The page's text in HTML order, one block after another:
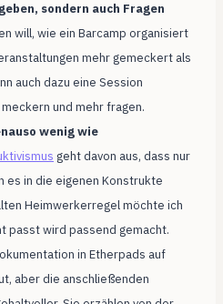
sondern auch Fragen
will, wie ein Barcamp organisiert
mehr gemeckert als
auch dazu eine Session
und mehr fragen.
wenig wie
geht davon aus, dass nur
es in die eigenen Konstrukte
Heimwerkerregel möchte ich
passt wird passend gemacht.
in Etherpads auf
aber die anschließenden